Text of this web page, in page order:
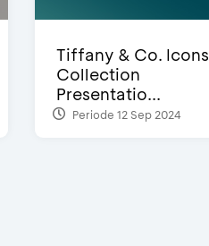
Tiffany & Co. Icons
Collection
Presentatio...
Periode 12 Sep 2024